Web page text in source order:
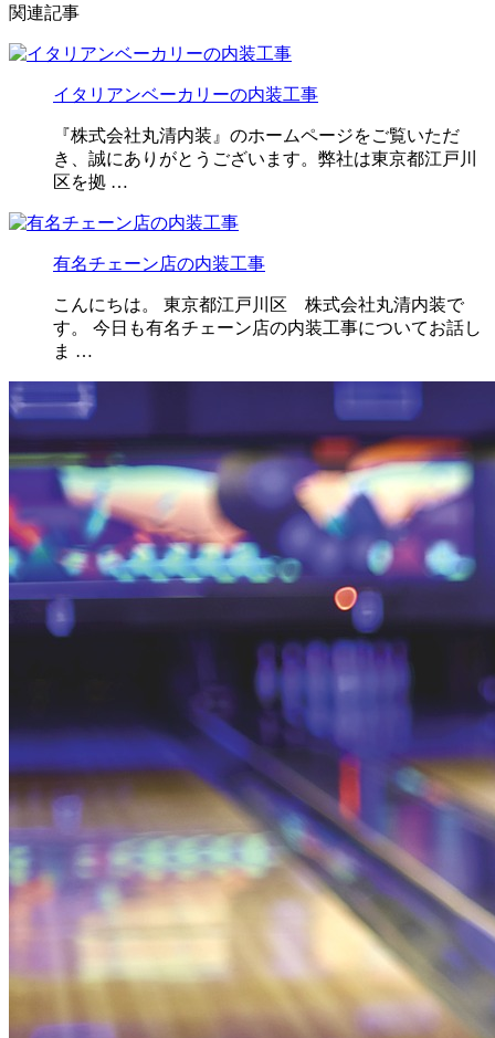
関連記事
イタリアンベーカリーの内装工事
『株式会社丸清内装』のホームページをご覧いただ
き、誠にありがとうございます。弊社は東京都江戸川
区を拠 …
有名チェーン店の内装工事
こんにちは。 東京都江戸川区 株式会社丸清内装で
す。 今日も有名チェーン店の内装工事についてお話し
ま …